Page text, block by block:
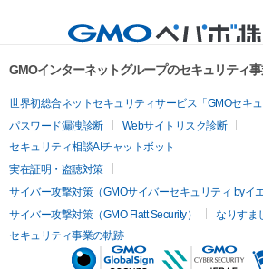
GMOインターネットグループのセキュリティ
世界初総合ネットセキュリティサービス「GMOセキュ
パスワード漏洩診断
Webサイトリスク診断
セキュリティ相談AIチャットボット
実在証明・盗聴対策
サイバー攻撃対策（GMOサイバーセキュリティ byイエ
サイバー攻撃対策（GMO Flatt Security）
なりすま
セキュリティ事業の軌跡